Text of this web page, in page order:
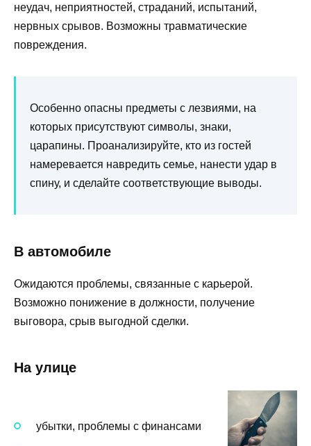
неудач, неприятностей, страданий, испытаний,
нервных срывов. Возможны травматические
повреждения.
Особенно опасны предметы с лезвиями, на
которых присутствуют символы, знаки,
царапины. Проанализируйте, кто из гостей
намеревается навредить семье, нанести удар в
спину, и сделайте соответствующие выводы.
В автомобиле
Ожидаются проблемы, связанные с карьерой.
Возможно понижение в должности, получение
выговора, срыв выгодной сделки.
На улице
убытки, проблемы с финансами